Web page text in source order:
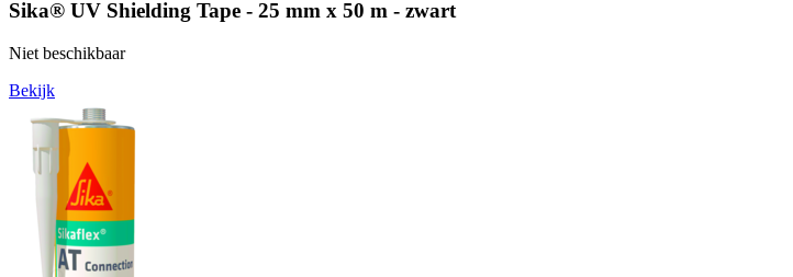
Sika® UV Shielding Tape - 25 mm x 50 m - zwart
Niet beschikbaar
Bekijk